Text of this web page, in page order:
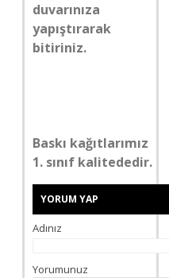
duvarınıza
yapıştırarak
bitiriniz.
Baskı kağıtlarımız
1. sınıf kalitededir.
YORUM YAP
Adınız
Yorumunuz